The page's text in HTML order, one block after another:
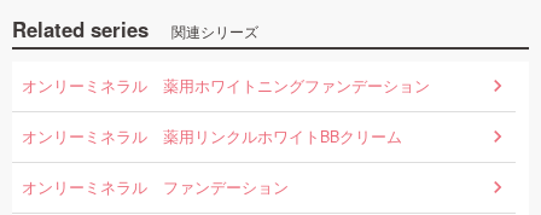
Related series 関連シリーズ
オンリーミネラル 薬用ホワイトニングファンデーション
オンリーミネラル 薬用リンクルホワイトBBクリーム
オンリーミネラル ファンデーション